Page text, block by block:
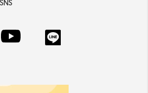
についていかなる保